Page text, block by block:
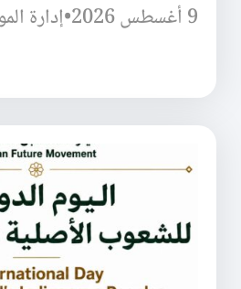
9 أغسطس 2026
•إدارة